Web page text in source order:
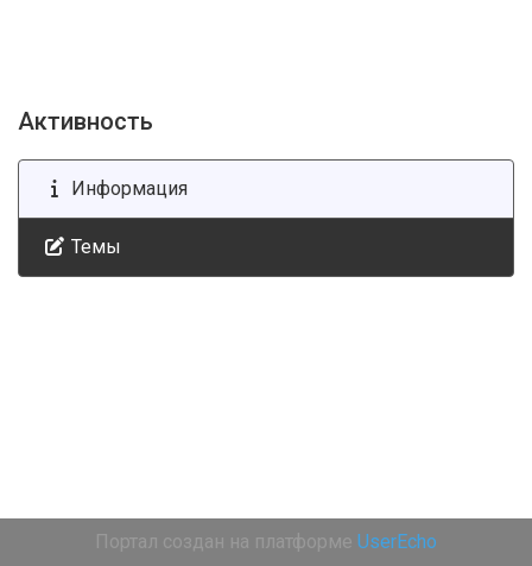
Активность
Информация
Темы
Портал создан на платформе UserEcho